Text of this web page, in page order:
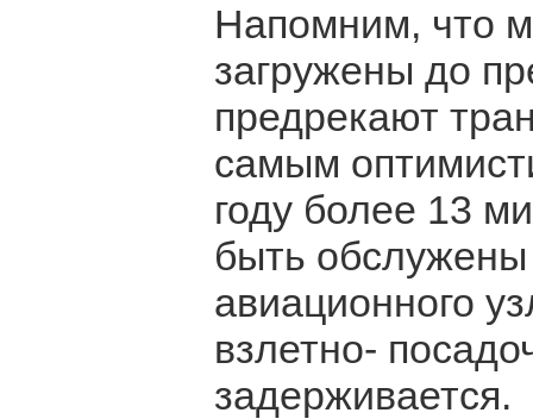
Напомним, что
загружены до
предрекают
самым
году более 13
быть обслужены
авиационного
взлетно-
задерживается.